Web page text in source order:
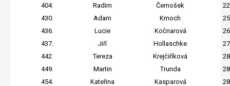
404.
Radim Černošek
430.
Adam Kmoch
436.
Lucie Kočnarová
437.
Jiří Hollaschke
442.
Tereza Krejčiříková
449.
Martin Trunda
454.
Kateřina Kasparová